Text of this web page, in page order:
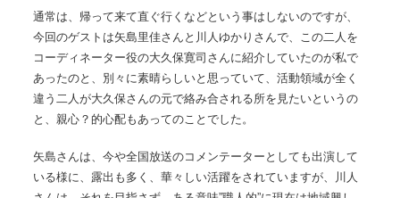
通常は、帰って来て直ぐ行くなどという事はしないのですが、
今回のゲストは矢島里佳さんと川人ゆかりさんで、この二人を
コーディネーター役の大久保寛司さんに紹介していたのが私で
あったのと、別々に素晴らしいと思っていて、活動領域が全く
違う二人が大久保さんの元で絡み合される所を見たいというの
と、親心？的心配もあってのことでした。
矢島さんは、今や全国放送のコメンテーターとしても出演して
いる様に、露出も多く、華々しい活躍をされていますが、川人